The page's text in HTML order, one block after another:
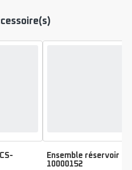
Ensemble réservoir
10000152